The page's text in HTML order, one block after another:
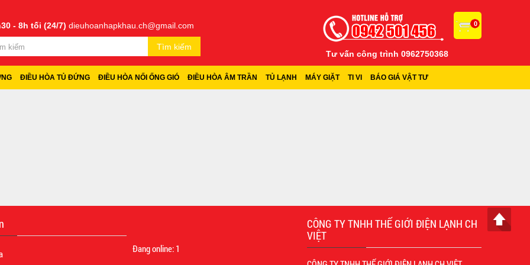
- 8h tối (24/7) dieuhoanhapkhau.ch@gmail.com
Tìm kiếm
0
Tư vấn công trình 0962750368
ĐIỀU HÒA TỦ ĐỨNG ĐIỀU HÒA NỐI ỐNG GIÓ ĐIỀU HÒA ÂM TRẦN TỦ LẠNH MÁY GIẶT TI VI BÁO GIÁ VẬT TƯ
Đang online: 1
CÔNG TY TNHH THẾ GIỚI ĐIỆN LẠNH CH
VIỆT